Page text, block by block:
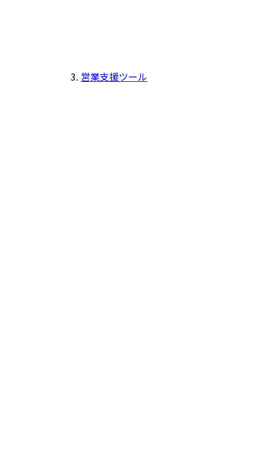
営業支援ツール